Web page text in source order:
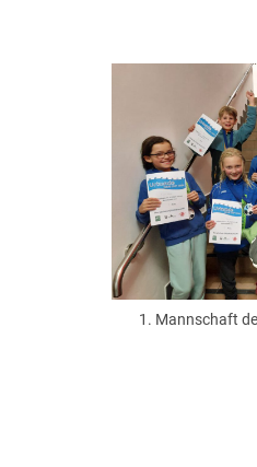
1. Mannschaft